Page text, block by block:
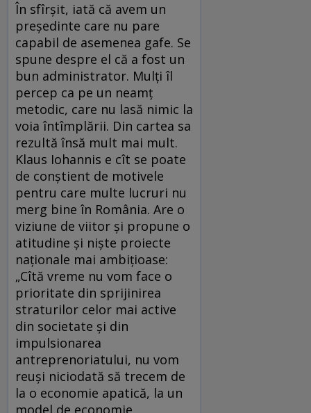
În sfîrşit, iată că avem un
preşedinte care nu pare
capabil de asemenea gafe. Se
spune despre el că a fost un
bun administrator. Mulţi îl
percep ca pe un neamţ
metodic, care nu lasă nimic la
voia întîmplării. Din cartea sa
rezultă însă mult mai mult.
Klaus Iohannis e cît se poate
de conştient de motivele
pentru care multe lucruri nu
merg bine în România. Are o
viziune de viitor şi propune o
atitudine şi nişte proiecte
naţionale mai ambiţioase:
„Cîtă vreme nu vom face o
prioritate din sprijinirea
straturilor celor mai active
din societate şi din
impulsionarea
antreprenoriatului, nu vom
reuşi niciodată să trecem de
la o economie apatică, la un